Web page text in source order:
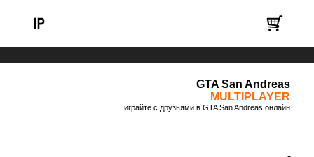
GTA San Andreas
MULTIPLAYER
играйте с друзьями в GTA San Andreas онлайн